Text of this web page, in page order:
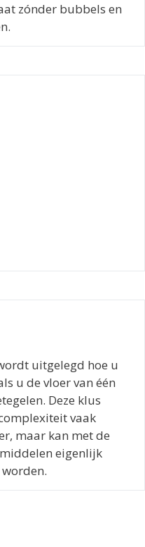
zónder bubbels en
uitgelegd hoe u
u de vloer van één
Deze klus
vaak
maar kan met de
eigenlijk